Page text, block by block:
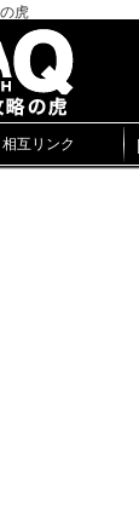
虎
相互リンク